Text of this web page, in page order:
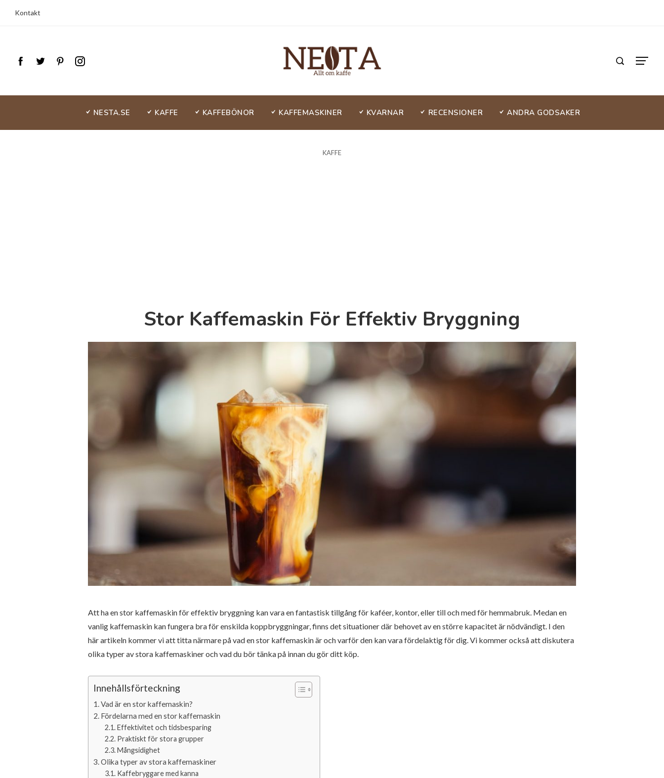
Kontakt
NESTA.SE KAFFE KAFFEBÖNOR KAFFEMASKINER KVARNAR RECENSIONER ANDRA GODSAKER
KAFFE
Stor Kaffemaskin För Effektiv Bryggning
Att ha en stor kaffemaskin för effektiv bryggning kan vara en fantastisk tillgång för kaféer, kontor, eller till och med för hemmabruk. Medan en
vanlig kaffemaskin kan fungera bra för enskilda koppbryggningar, finns det situationer där behovet av en större kapacitet är nödvändigt. I den
här artikeln kommer vi att titta närmare på vad en stor kaffemaskin är och varför den kan vara fördelaktig för dig. Vi kommer också att diskutera
olika typer av stora kaffemaskiner och vad du bör tänka på innan du gör ditt köp.
Innehållsförteckning
Vad är en stor kaffemaskin?
Fördelarna med en stor kaffemaskin
Effektivitet och tidsbesparing
Praktiskt för stora grupper
Mångsidighet
Olika typer av stora kaffemaskiner
Kaffebryggare med kanna